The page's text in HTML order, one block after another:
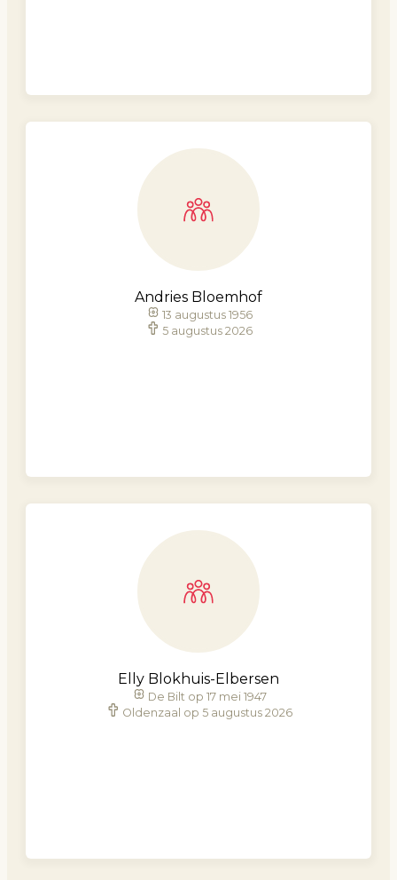
Andries Bloemhof
13 augustus 1956
5 augustus 2026
Elly Blokhuis-Elbersen
De Bilt op 17 mei 1947
Oldenzaal op 5 augustus 2026